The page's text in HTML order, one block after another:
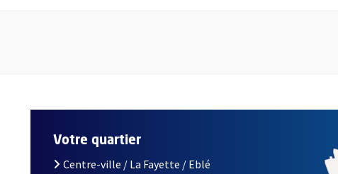
Votre quartier
Centre-ville / La Fayette / Eblé